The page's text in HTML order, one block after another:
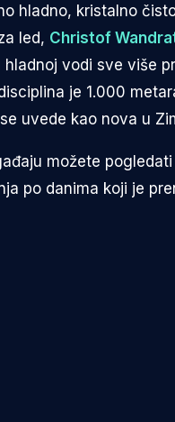
hladno, kristalno
led, Christof
hladnoj vodi sve više
je 1.000
uvede kao nova u
možete
po danima koji je